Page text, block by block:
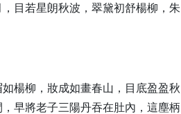
目若星朗秋波，翠黛初舒楊柳，朱
楊柳，妝成如畫春山，目底盈盈秋
早將老子三陽丹吞在肚內，這塵柄